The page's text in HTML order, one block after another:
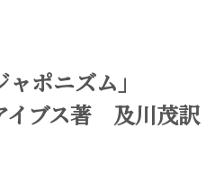
ャポニズム」
イブス著 及川茂訳